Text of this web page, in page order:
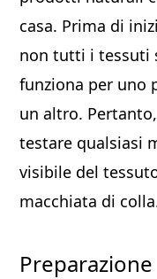
casa. Prima di
non tutti i tessuti
funziona per uno
un altro.
testare qualsiasi
visibile del
macchiata di
Preparazione